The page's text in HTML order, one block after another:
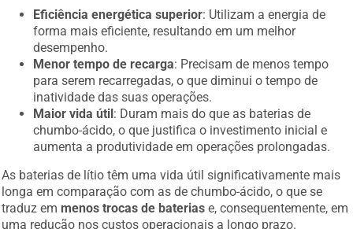
Eficiência energética superior: Utilizam a energia de
forma mais eficiente, resultando em um melhor
desempenho.
Menor tempo de recarga: Precisam de menos tempo
para serem recarregadas, o que diminui o tempo de
inatividade das suas operações.
Maior vida útil: Duram mais do que as baterias de
chumbo-ácido, o que justifica o investimento inicial e
aumenta a produtividade em operações prolongadas.
As baterias de lítio têm uma vida útil significativamente mais
longa em comparação com as de chumbo-ácido, o que se
traduz em menos trocas de baterias e, consequentemente, em
uma redução nos custos operacionais a longo prazo.